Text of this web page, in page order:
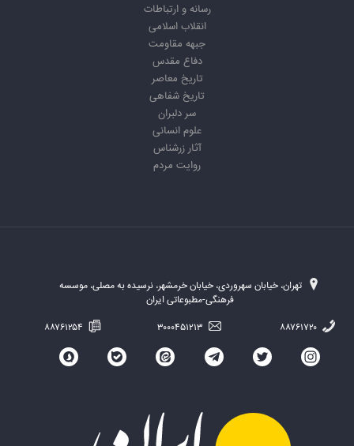
رسانه و ارتباطات
انقلاب اسلامی
جبهه مقاومت
دفاع مقدس
تاریخ معاصر
تاریخ شفاهی
سر دلبران
علوم انسانی
آثار زرشناس
روایت مردم
تهران، خیابان سهروردی، خیابان خرمشهر، نرسیده به مصلی، موسسه
فرهنگی-مطبوعاتی ایران